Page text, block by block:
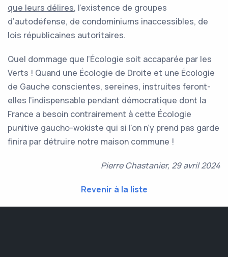
que leurs délires, l’existence de groupes
d’autodéfense, de condominiums inaccessibles, de
lois républicaines autoritaires.
Quel dommage que l’Écologie soit accaparée par les
Verts ! Quand une Écologie de Droite et une Écologie
de Gauche conscientes, sereines, instruites feront-
elles l’indispensable pendant démocratique dont la
France a besoin contrairement à cette Écologie
punitive gaucho-wokiste qui si l’on n’y prend pas garde
finira par détruire notre maison commune !
Pierre Chastanier, 29 avril 2024
Revenir à la liste